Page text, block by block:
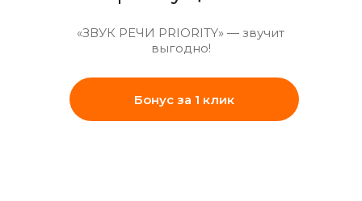
Бонус за 1 клик
«ЗВУК РЕЧИ PRIORITY» — звучит
выгодно!